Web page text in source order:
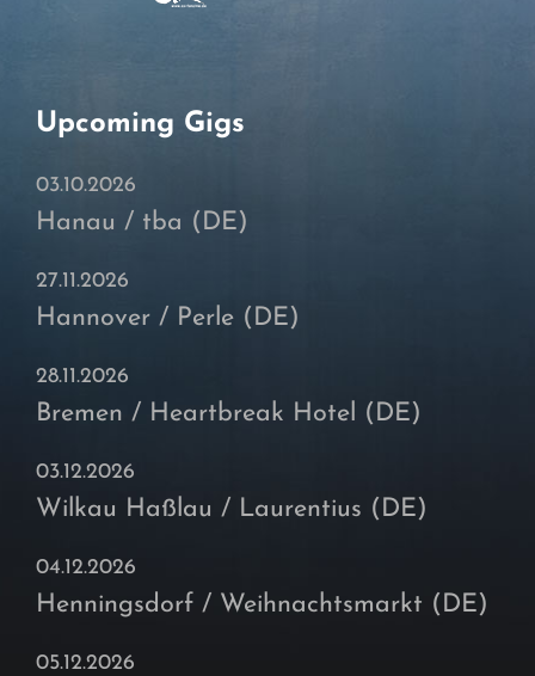
Upcoming Gigs
03.10.2026
Hanau / tba (DE)
27.11.2026
Hannover / Perle (DE)
28.11.2026
Bremen / Heartbreak Hotel (DE)
03.12.2026
Wilkau Haßlau / Laurentius (DE)
04.12.2026
Henningsdorf / Weihnachtsmarkt (DE)
05.12.2026